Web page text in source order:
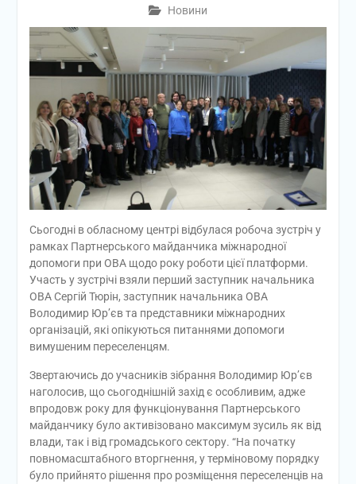
Новини
Сьогодні в обласному центрі відбулася робоча зустріч у
рамках Партнерського майданчика міжнародної
допомоги при ОВА щодо року роботи цієї платформи.
Участь у зустрічі взяли перший заступник начальника
ОВА Сергій Тюрін, заступник начальника ОВА
Володимир Юр’єв та представники міжнародних
організацій, які опікуються питаннями допомоги
вимушеним переселенцям.
Звертаючись до учасників зібрання Володимир Юр’єв
наголосив, що сьогоднішній захід є особливим, адже
впродовж року для функціонування Партнерського
майданчику було активізовано максимум зусиль як від
влади, так і від громадського сектору. “На початку
повномасштабного вторгнення, у терміновому порядку
було прийнято рішення про розміщення переселенців на